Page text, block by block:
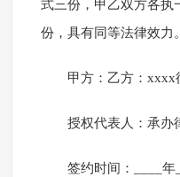
式三份，甲乙双方各执
份，具有同等法律效力。
甲方：乙方：xxxx
授权代表人：承办
签约时间：____年